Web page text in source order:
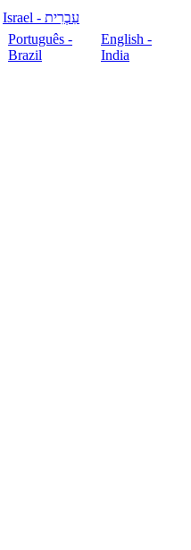
עִבְרִית - Israel
Português -
Brazil
English -
India